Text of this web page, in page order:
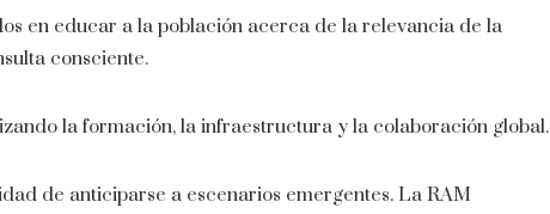
en educar a la población acerca de la relevancia de la
consciente.
la formación, la infraestructura y la colaboración global.
de anticiparse a escenarios emergentes. La RAM